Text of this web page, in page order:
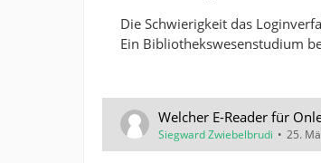
Die Schwierigkeit das
Ein Bibliothekswesenstudium
Welcher E-Reader für
Siegward Zwiebelbrudi 25.